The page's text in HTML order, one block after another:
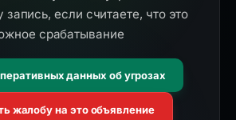
запись, если считаете, что это
срабатывание
данных об угрозах
жалобу на это объявление